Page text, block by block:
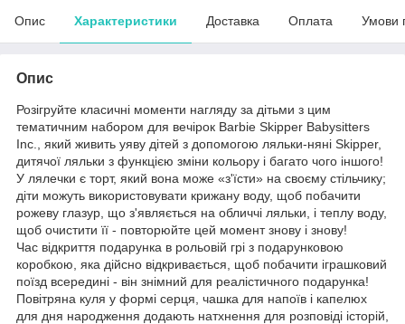
Опис Характеристики Доставка Оплата Умови
Опис
Розігруйте класичні моменти нагляду за дітьми з цим
тематичним набором для вечірок Barbie Skipper Babysitters
Inc., який живить уяву дітей з допомогою ляльки-няні Skipper,
дитячої ляльки з функцією зміни кольору і багато чого іншого!
У лялечки є торт, який вона може «з'їсти» на своєму стільчику;
діти можуть використовувати крижану воду, щоб побачити
рожеву глазур, що з'являється на обличчі ляльки, і теплу воду,
щоб очистити її - повторюйте цей момент знову і знову!
Час відкриття подарунка в рольовій грі з подарунковою
коробкою, яка дійсно відкривається, щоб побачити іграшковий
поїзд всередині - він знімний для реалістичного подарунка!
Повітряна куля у формі серця, чашка для напоїв і капелюх
для дня народження додають натхнення для розповіді історій,